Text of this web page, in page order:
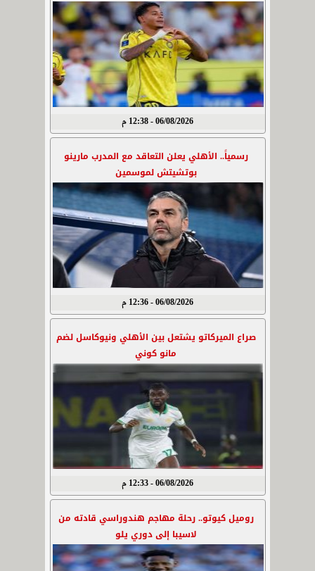
06/08/2026 - 12:38 م
رسمياً.. الأهلي يعلن التعاقد مع المدرب مارينو
بوتشيتش لموسمين
06/08/2026 - 12:36 م
صراع الميركاتو يشتعل بين الأهلي ونيوكاسل لضم
مانو كوني
06/08/2026 - 12:33 م
روميل كيوتو.. رحلة مهاجم هندوراسي قادته من
لاسيبا إلى دوري يلو